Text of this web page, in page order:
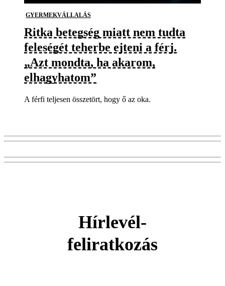
GYERMEKVÁLLALÁS
Ritka betegség miatt nem tudta
feleségét teherbe ejteni a férj.
„Azt mondta, ha akarom,
elhagyhatom”
A férfi teljesen összetört, hogy ő az oka.
Hírlevél-
feliratkozás